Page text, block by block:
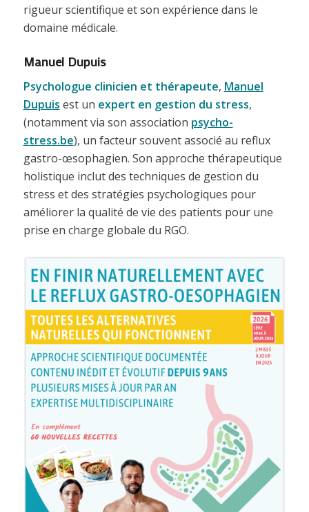
rigueur scientifique et son expérience dans le
domaine médicale.
Manuel Dupuis
Psychologue clinicien et thérapeute, Manuel
Dupuis est un expert en gestion du stress,
(notamment via son association psycho-
stress.be), un facteur souvent associé au reflux
gastro-œsophagien. Son approche thérapeutique
holistique inclut des techniques de gestion du
stress et des stratégies psychologiques pour
améliorer la qualité de vie des patients pour une
prise en charge globale du RGO.